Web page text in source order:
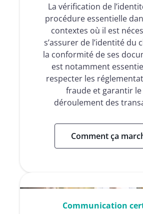
La vérification de
procédure essentielle
contextes où il est
s’assurer de l’identité du
la conformité de ses
est notamment
respecter les
fraude et garantir
déroulement des
Comment ça
Communication